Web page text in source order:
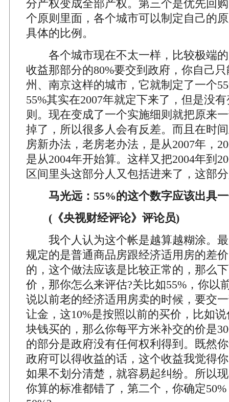
分产权变成全部产权。第三个是优先回
个原则里面，各个城市可以制定自己的
具体的比例。
各个城市现在不太一样，比较极端的
收益那部分的80%要交到政府，你自己
州、南京这样的城市，它就制定了一个
55%其实在2007年就定下来了，但是没
则。现在变成了一个实施细则就把原来
掉了，所以很多人会有反差。而且在时
房新办法，老房老办法，是从2007年，
是从2004年开始算。这样又把2004年到
区间里头这部分人又包括进来了，这部
马光远：55%的这个数字应该出具一
(《央视财经评论》评论员)
我个人认为这个帐是越算越糊涂。最
规定的是普通商品房跟经济适用房的差
的，这个做法应该是比较正常的，那么
价，那你怎么来评估?关比如55%，你以
说以前老的经济适用房卖的时候，要交
让金，这10%是按照以前的买价，比如
块钱买的，那么你每平方米补交的价是
的部分是政府没有任何权利得到。既然
政府可以得收益的话，这个收益我觉得
如果不划分清楚，就容易起纠纷。所以
你算的标准都错了，第二个，你确定